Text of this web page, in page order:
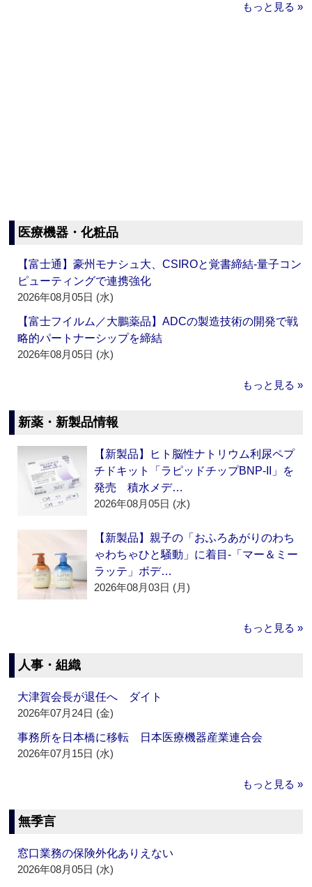
もっと見る »
医療機器・化粧品
【富士通】豪州モナシュ大、CSIROと覚書締結‐量子コン
ピューティングで連携強化
2026年08月05日 (水)
【富士フイルム／大鵬薬品】ADCの製造技術の開発で戦
略的パートナーシップを締結
2026年08月05日 (水)
もっと見る »
新薬・新製品情報
【新製品】ヒト脳性ナトリウム利尿ペプ
チドキット「ラピッドチップBNP-II」を
発売 積水メデ…
2026年08月05日 (水)
【新製品】親子の「おふろあがりのわち
ゃわちゃひと騒動」に着目‐「マー＆ミー
ラッテ」ボデ…
2026年08月03日 (月)
もっと見る »
人事・組織
大津賀会長が退任へ ダイト
2026年07月24日 (金)
事務所を日本橋に移転 日本医療機器産業連合会
2026年07月15日 (水)
もっと見る »
無季言
窓口業務の保険外化ありえない
2026年08月05日 (水)